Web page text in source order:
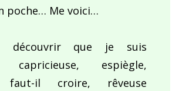
poche… Me voici…
découvrir que je suis
capricieuse, espiègle,
faut-il croire, rêveuse